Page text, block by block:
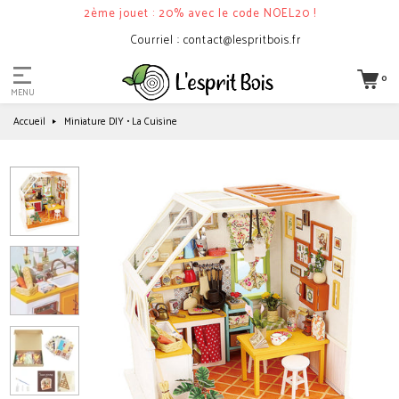
2ème jouet : 20% avec le code NOEL20 !
Courriel : contact@lespritbois.fr
0
MENU
Accueil Miniature DIY • La Cuisine
Complément